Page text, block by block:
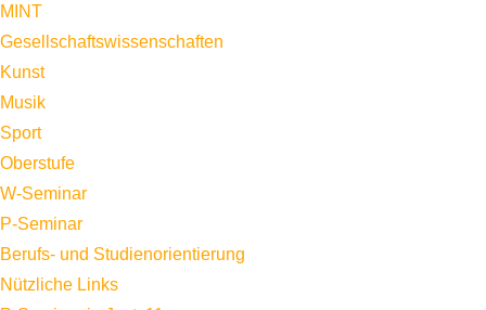
MINT
Gesellschaftswissenschaften
Kunst
Musik
Sport
Oberstufe
W-Seminar
P-Seminar
Berufs- und Studienorientierung
Nützliche Links